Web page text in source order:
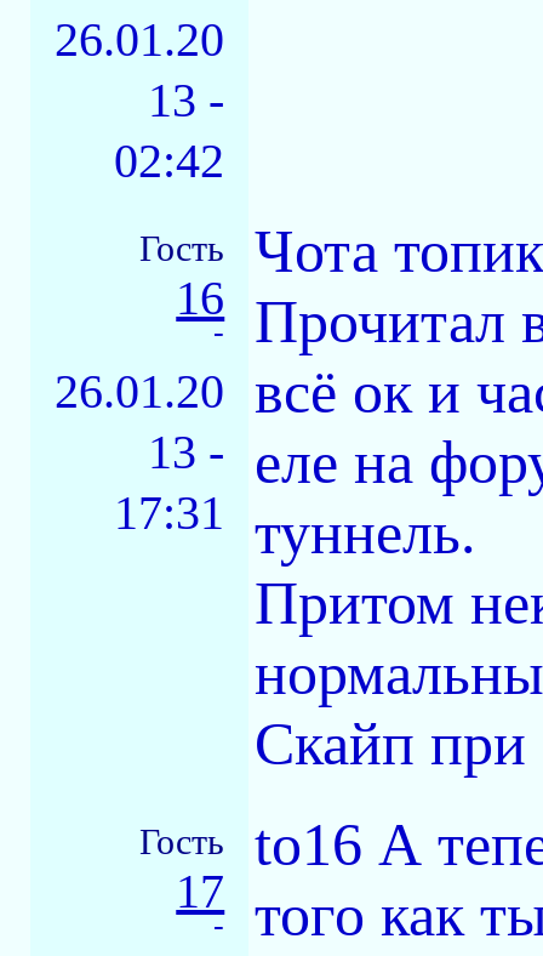
26.01.20
13 -
02:42
Гость
16
-
26.01.20
13 -
17:31
Чота
Прочитал
всё ок и
еле на
туннель.
Притом
Скайп при
Гость
17
-
to16 А
того как